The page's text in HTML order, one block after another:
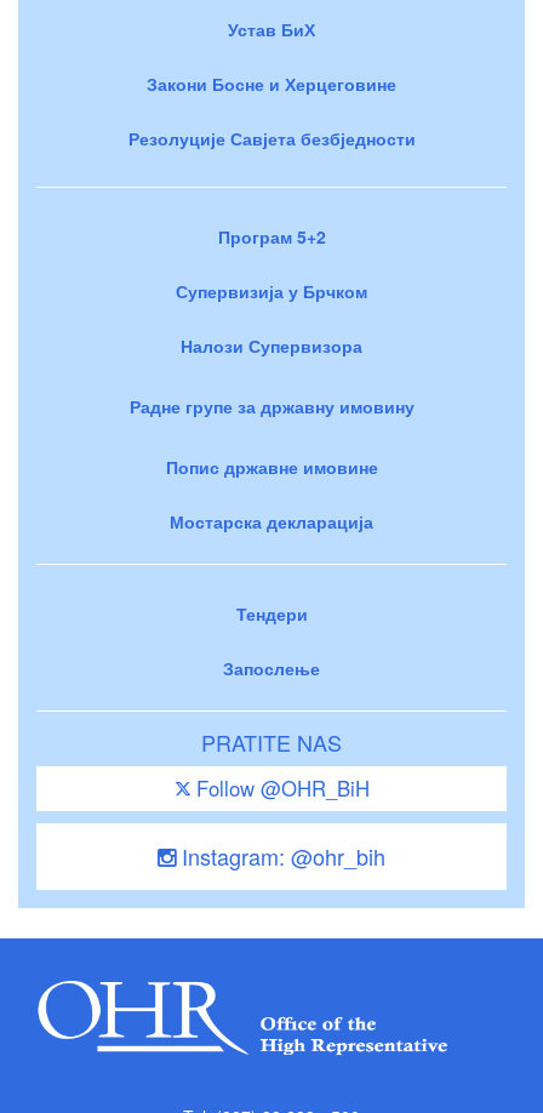
Устав БиХ
Закони Босне и Херцеговине
Резолуције Савјета безбједности
Програм 5+2
Супервизија у Брчком
Налози Супервизора
Радне групе за државну имовину
Попис државне имовине
Мостарска декларација
Тендери
Запослење
PRATITE NAS
Follow @OHR_BiH
Instagram: @ohr_bih